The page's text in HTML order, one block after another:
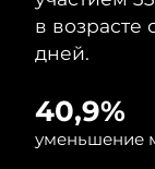
в возрасте
дней.
40,9%
уменьшение
Нидерланды
Новая